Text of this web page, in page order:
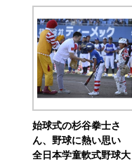
始球式の杉谷拳士さ
ん、野球に熱い思い
全日本学童軟式野球大